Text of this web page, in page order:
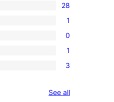
28
1
0
1
3
See allreviews